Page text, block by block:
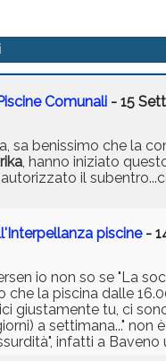
Comunali - 15
sa benissimo che la
, hanno iniziato
il
piscine-
io non so se "La
che la piscina dalle
giustamente tu, ci
a settimana..." non
infatti a